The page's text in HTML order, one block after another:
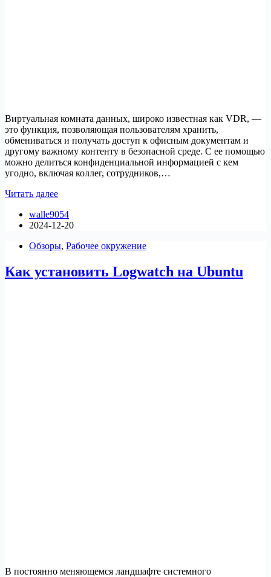
Виртуальная комната данных, широко известная как VDR, —
это функция, позволяющая пользователям хранить,
обмениваться и получать доступ к офисным документам и
другому важному контенту в безопасной среде. С ее помощью
можно делиться конфиденциальной информацией с кем
угодно, включая коллег, сотрудников,…
Читать далееТоп-3
виртуальных
комнат
(VDR)
Linux
walle9054
2024-12-20
Обзоры, Рабочее окружение
Как установить Logwatch на Ubuntu
В постоянно меняющемся ландшафте системного